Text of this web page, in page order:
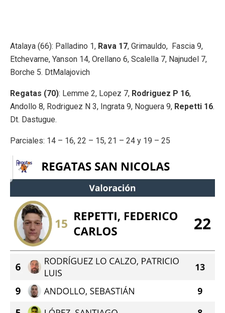
Atalaya (66): Palladino 1, Rava 17, Grimauldo, Fascia 9,
Etchevarne, Yanson 14, Orellano 6, Scalella 7, Najnudel 7,
Borche 5. DtMalajovich
Regatas (70): Lemme 2, Lopez 7, Rodriguez P 16,
Andollo 8, Rodriguez N 3, Ingrata 9, Noguera 9, Repetti 16.
Dt. Dastugue.
Parciales: 14 – 16, 22 – 15, 21 – 24 y 19 – 25